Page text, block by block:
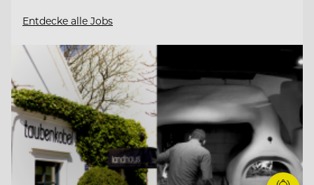
Entdecke alle Jobs